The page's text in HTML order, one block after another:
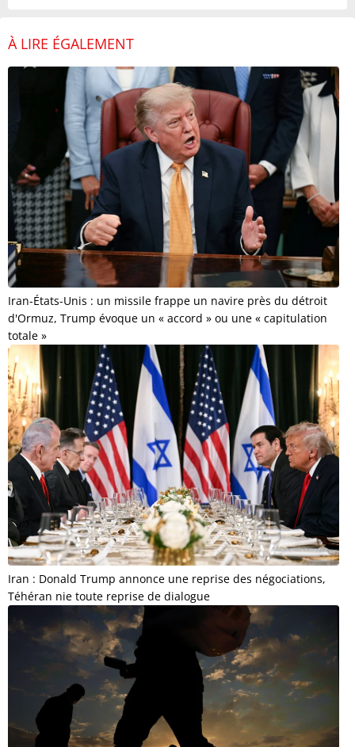
À LIRE ÉGALEMENT
Iran-États-Unis : un missile frappe un navire près du détroit
d'Ormuz, Trump évoque un « accord » ou une « capitulation
totale »
Iran : Donald Trump annonce une reprise des négociations,
Téhéran nie toute reprise de dialogue